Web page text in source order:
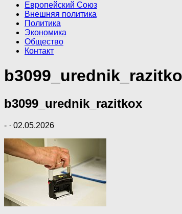
Европейский Союз
Внешняя политика
Политика
Экономика
Общество
Контакт
b3099_urednik_razitkox
- · 02.05.2026